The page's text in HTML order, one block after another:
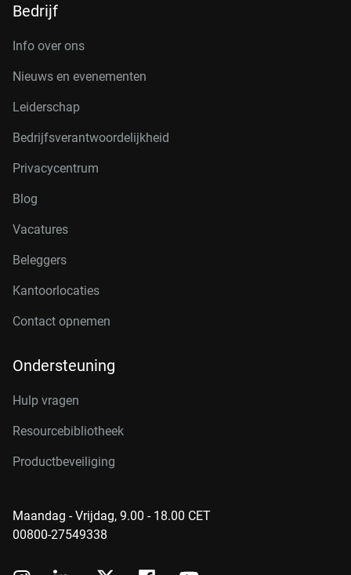
Bedrijf
Info over ons
Nieuws en evenementen
Leiderschap
Bedrijfsverantwoordelijkheid
Privacycentrum
Blog
Vacatures
Beleggers
Kantoorlocaties
Contact opnemen
Ondersteuning
Hulp vragen
Resourcebibliotheek
Productbeveiliging
Maandag - Vrijdag, 9.00 - 18.00 CET
00800-27549338